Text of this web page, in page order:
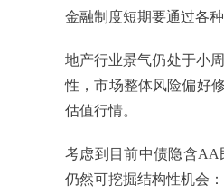
金融制度短期要通过各
地产行业景气仍处于小
性，市场整体风险偏好
估值行情。
考虑到目前中债隐含AA
仍然可挖掘结构性机会